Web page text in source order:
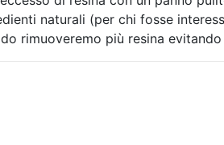
naturali (per chi fosse
rimuoveremo più resina